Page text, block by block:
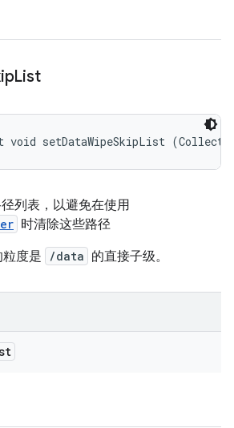
List
setDataWipeSkipList
列表，以避免在使用
时清除这些路径
度是
/data 的直接子级。